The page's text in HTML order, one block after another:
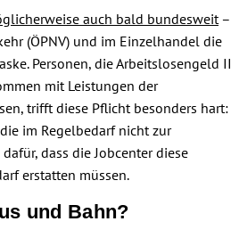
auch bald bundesweit–
(ÖPNV) und im Einzelhandel die
Personen, die Arbeitslosengeld II
mit Leistungen der
trifft diese Pflicht besonders hart:
im Regelbedarf nicht zur
dass die Jobcenter diese
erstatten müssen.
und Bahn?